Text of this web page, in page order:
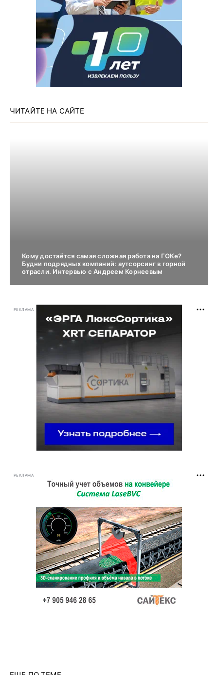
ЧИТАЙТЕ НА САЙТЕ
Кому достаётся самая сложная работа на ГОКе?
Будни подрядных компаний: аутсорсинг в горной
отрасли. Интервью с Андреем Корнеевым
РЕКЛАМА
РЕКЛАМА